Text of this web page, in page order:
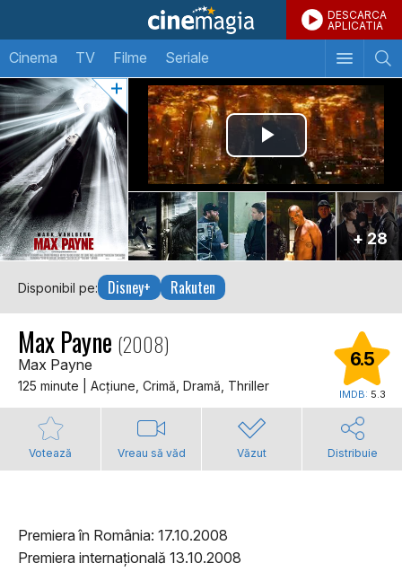
DESCARCA
APLICATIA
Cinema TV Filme Seriale
+ 28
Disponibil pe: Disney+ Rakuten
Max Payne (2008)
Max Payne
125 minute | Acţiune, Crimă, Dramă, Thriller
6.5
IMDB: 5.3
Votează Vreau să văd Văzut Distribuie
Premiera în România: 17.10.2008
Premiera internațională 13.10.2008